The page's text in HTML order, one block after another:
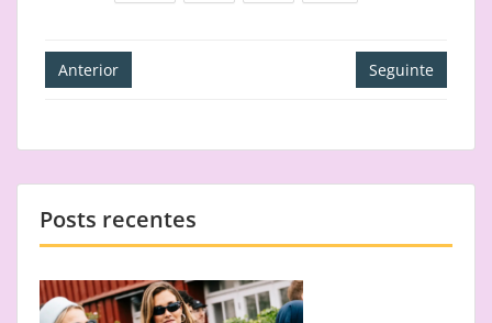
Navegação
de
Anterior Seguinte
Posts recentes